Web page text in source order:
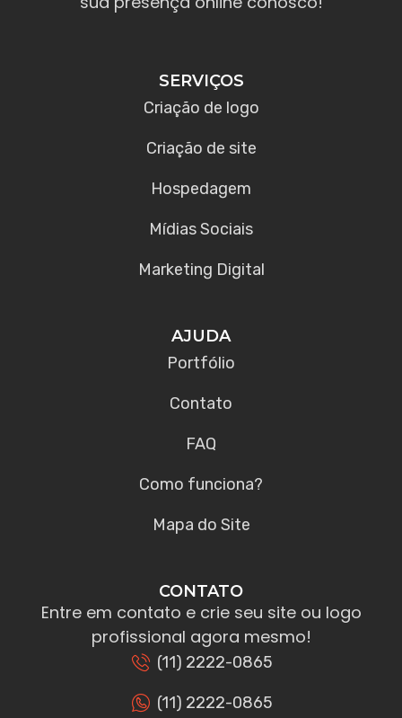
SERVIÇOS
Criação de logo
Criação de site
Hospedagem
Mídias Sociais
Marketing Digital
AJUDA
Portfólio
Contato
FAQ
Como funciona?
Mapa do Site
CONTATO
Entre em contato e crie seu site ou logo
profissional agora mesmo!
(11) 2222-0865
(11) 2222-0865